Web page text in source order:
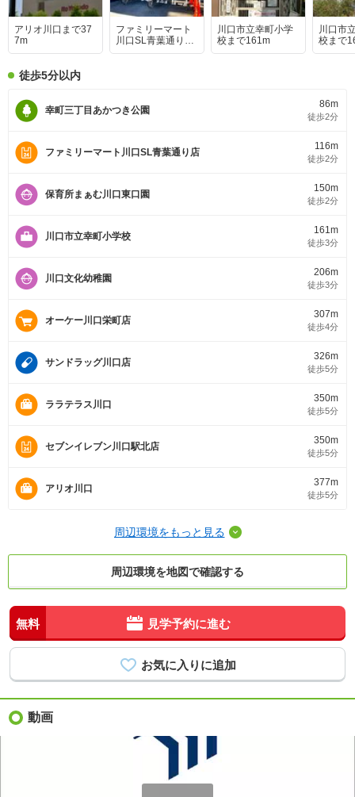
アリオ川口まで37
7m
ファミリーマート
川口SL青葉通り店
まで116m
川口市立幸町小学
校まで161m
川口市
校まで
徒歩5分以内
幸町三丁目あかつき公園
86m
徒歩2分
ファミリーマート川口SL青葉通り店
116m
徒歩2分
保育所まぁむ川口東口園
150m
徒歩2分
川口市立幸町小学校
161m
徒歩3分
川口文化幼稚園
206m
徒歩3分
オーケー川口栄町店
307m
徒歩4分
サンドラッグ川口店
326m
徒歩5分
ララテラス川口
350m
徒歩5分
セブンイレブン川口駅北店
350m
徒歩5分
アリオ川口
377m
徒歩5分
周辺環境をもっと見る
周辺環境を地図で確認する
無料 見学予約に進む
動画